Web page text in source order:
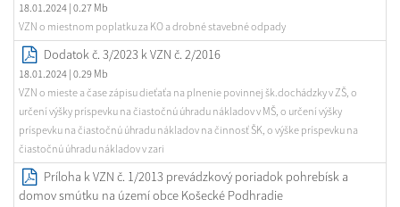
18.01.2024 | 0.27 Mb
VZN o miestnom poplatku za KO a drobné stavebné odpady
Dodatok č. 3/2023 k VZN č. 2/2016
18.01.2024 | 0.29 Mb
VZN o mieste a čase zápisu dieťaťa na plnenie povinnej šk.dochádzky v ZŠ, o
určení výšky príspevku na čiastočnú úhradu nákladov v MŠ, o určení výšky
príspevku na čiastočnú úhradu nákladov na činnosť ŠK, o výške príspevku na
čiastočnú úhradu nákladov v zari
Príloha k VZN č. 1/2013 prevádzkový poriadok pohrebísk a
domov smútku na území obce Košecké Podhradie